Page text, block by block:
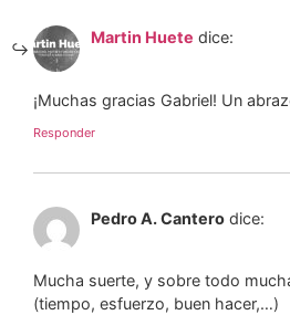
Martin Huete dice:
¡Muchas gracias Gabriel! Un
Responder
Pedro A. Cantero dice:
Mucha suerte, y sobre todo
(tiempo, esfuerzo, buen hacer,…)